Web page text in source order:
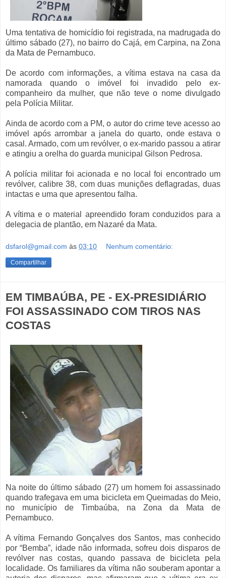
Uma tentativa de homicídio foi registrada, na madrugada do
último sábado (27), no bairro do Cajá, em Carpina, na Zona
da Mata de Pernambuco.
De acordo com informações, a vítima estava na casa da
namorada quando o imóvel foi invadido pelo ex-
companheiro da mulher, que não teve o nome divulgado
pela Polícia Militar.
Ainda de acordo com a PM, o autor do crime teve acesso ao
imóvel após arrombar a janela do quarto, onde estava o
casal. Armado, com um revólver, o ex-marido passou a atirar
e atingiu a orelha do guarda municipal Gilson Pedrosa.
A polícia militar foi acionada e no local foi encontrado um
revólver, calibre 38, com duas munições deflagradas, duas
intactas e uma que apresentou falha.
A vítima e o material apreendido foram conduzidos para a
delegacia de plantão, em Nazaré da Mata.
dsfarol@gmail.com às 03:10 Nenhum comentário:
Compartilhar
EM TIMBAÚBA, PE - EX-PRESIDIÁRIO
FOI ASSASSINADO COM TIROS NAS
COSTAS
Na noite do último sábado (27) um homem foi assassinado
quando trafegava em uma bicicleta em Queimadas do Meio,
no município de Timbaúba, na Zona da Mata de
Pernambuco.
A vítima Fernando Gonçalves dos Santos, mas conhecido
por “Bemba”, idade não informada, sofreu dois disparos de
revólver nas costas, quando passava de bicicleta pela
localidade. Os familiares da vítima não souberam apontar a